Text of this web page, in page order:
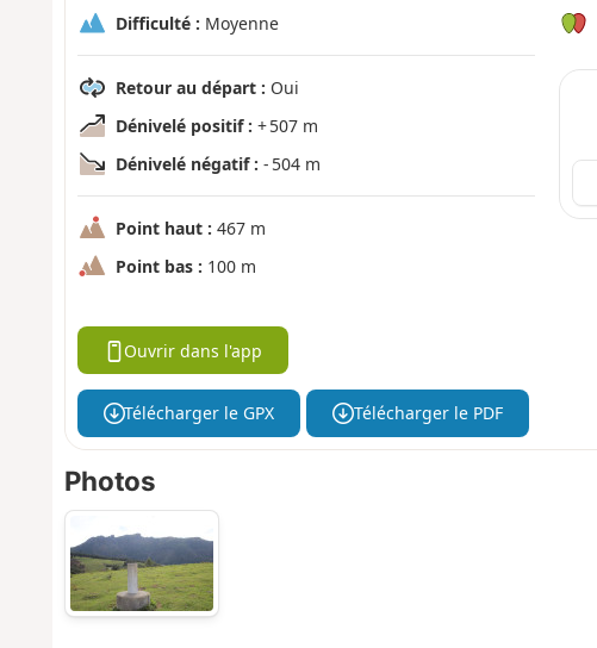
Difficulté : Moyenne
Retour au départ : Oui
Dénivelé positif : + 507 m
Dénivelé négatif : - 504 m
Point haut : 467 m
Point bas : 100 m
Ouvrir dans l'app
Télécharger le GPX Télécharger le PDF
Photos